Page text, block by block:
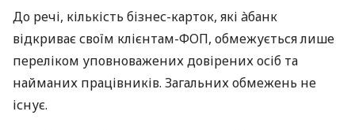
До речі, кількість бізнес-карток, які àбанк
відкриває своїм клієнтам-ФОП, обмежується лише
переліком уповноважених довірених осіб та
найманих працівників. Загальних обмежень не
існує.